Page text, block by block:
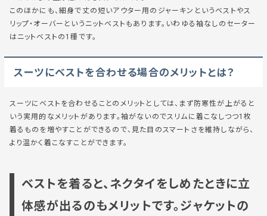
このほかにも、細身で丈の短いアウター用のジャーキンというベストやス
リップ・オーバーというニットベストもあります。いわゆる袖なしのセーター
はニットベストの1種です。
スーツにベストを合わせる場合のメリットとは？
スーツにベストを合わせることのメリットとしては、まず防寒性が上がると
いう実用的なメリットがあります。袖がないのでスリムに着こなしつつ1枚
着るものを増やすことができるので、見た目のスマートさを維持しながら、
より温かく着こなすことができます。
ベストを着ると、ネクタイをしめたときに立
体感が出るのもメリットです。ジャケットの